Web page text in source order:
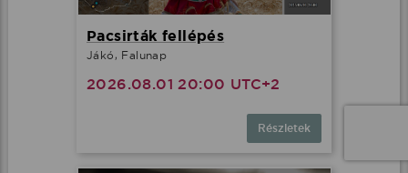
Pacsirták fellépés
Jákó, Falunap
2026.08.01 20:00 UTC+2
Részletek